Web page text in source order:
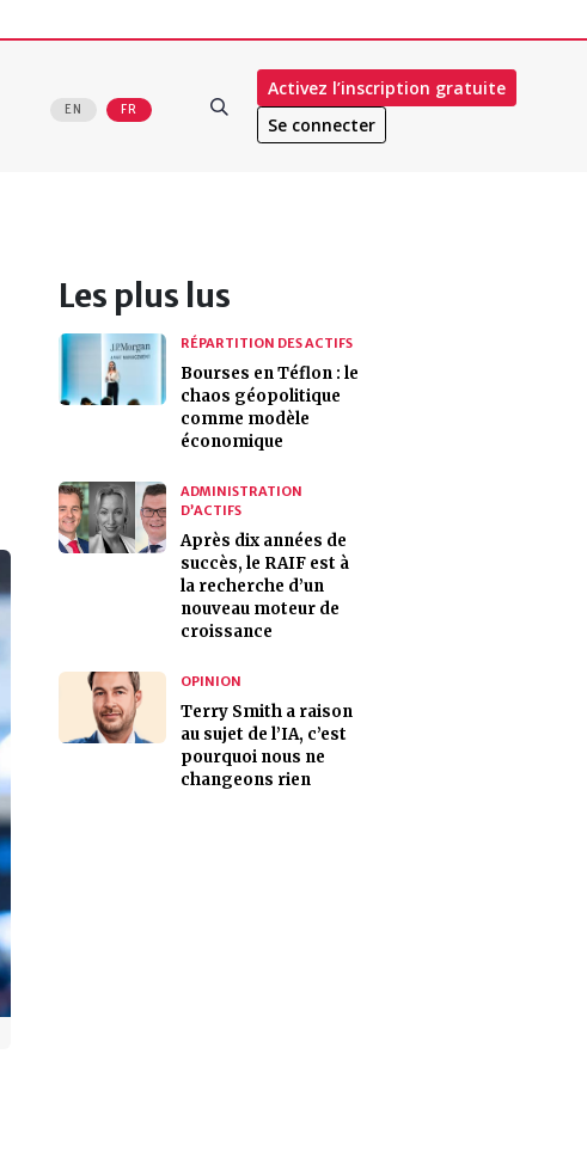
EN FR
Activez l’inscription gratuite
Se connecter
Les plus lus
RÉPARTITION DES ACTIFS
Bourses en Téflon : le
chaos géopolitique
comme modèle
économique
ADMINISTRATION
D’ACTIFS
Après dix années de
succès, le RAIF est à
la recherche d’un
nouveau moteur de
croissance
OPINION
Terry Smith a raison
au sujet de l’IA, c’est
pourquoi nous ne
changeons rien